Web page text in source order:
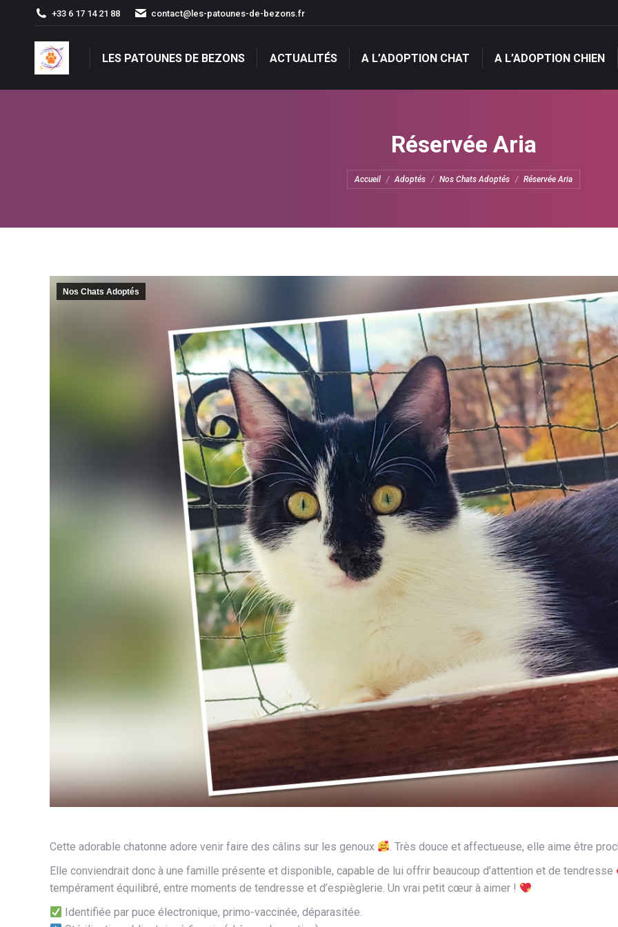
+33 6 17 14 21 88 contact@les-patounes-de-bezons.fr
LES PATOUNES DE BEZONS ACTUALITÉS A L’ADOPTION CHAT A L’ADOPTION CHIEN
Réservée Aria
Vous êtes ici :
Accueil Adoptés Nos Chats Adoptés Réservée Aria
Nos Chats Adoptés
Cette adorable chatonne adore venir faire des câlins sur les genoux
. Très douce et affectueuse, elle aime être
Elle conviendrait donc à une famille présente et disponible, capable de lui offrir beaucoup d’attention et de tendresse
tempérament équilibré, entre moments de tendresse et d’espièglerie. Un vrai petit cœur à aimer !
Identifiée par puce électronique, primo-vaccinée, déparasitée.